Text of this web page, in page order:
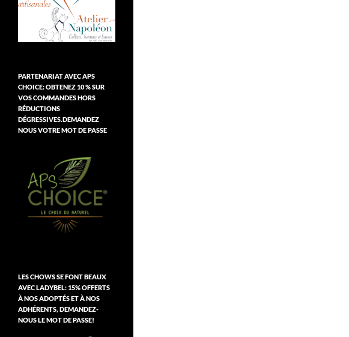
PARTENARIAT AVEC APS
CHOICE: OBTENEZ 10 % SUR
VOS COMMANDES HORS
RÉDUCTIONS
DÉGRESSIVES.DEMANDEZ
NOUS VOTRE MOT DE PASSE
LES CHOWS SE FONT BEAUX
AVEC LADYBEL: 15% OFFERTS
À NOS ADOPTÉS ET À NOS
ADHÉRENTS, DEMANDEZ-
NOUS LE MOT DE PASSE!